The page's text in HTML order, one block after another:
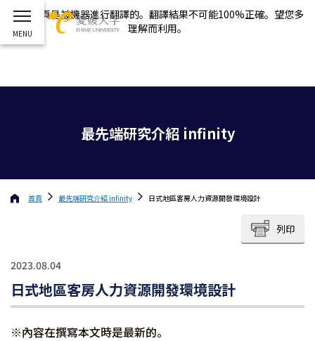
這個網頁是被機器進行翻譯的。翻譯結果不可能100%正確。望您多
理解而利用。
最先端研究介紹 infinity
首頁 最先端研究介紹 infinity 日式地區客房人力資源開發環境設計
列印
2023.08.04
日式地區客房人力資源開發環境設計
※內容在撰寫本文時是最新的。